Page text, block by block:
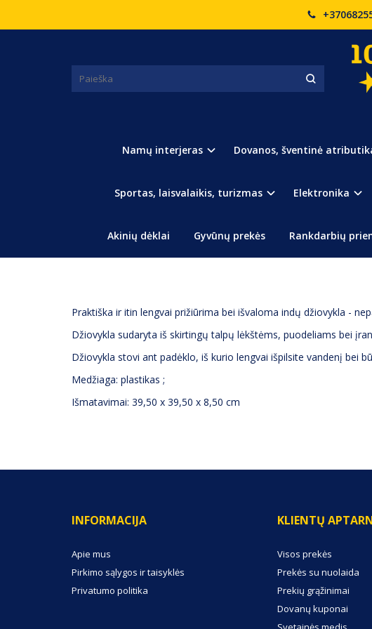
Namų interjeras Dovanos, šventinė
Sportas, laisvalaikis, turizmas Elektronika
Akinių dėklai Gyvūnų prekės Rankdarbių
Pagrindinis Virtuvė, Indai, Įrankiai Indų džiovykla
INDŲ DŽIOVYKLA
Praktiška ir itin lengvai prižiūrima bei išvaloma indų džiovykla -
Džiovykla sudaryta iš skirtingų talpų lėkštėms, puodeliams bei
Džiovykla stovi ant padėklo, iš kurio lengvai išpilsite vandenį bei
Medžiaga: plastikas ;
Išmatavimai: 39,50 x 39,50 x 8,50 cm
INFORMACIJA
Apie mus
Pirkimo sąlygos ir taisyklės
Privatumo politika
KLIENTŲ
Visos prekės
Prekės su nuolaida
Prekių grąžinimai
Dovanų kuponai